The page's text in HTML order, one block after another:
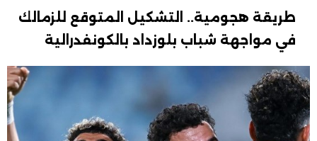
طريقة هجومية.. التشكيل المتوقع للزمالك
في مواجهة شباب بلوزداد بالكونفدرالية